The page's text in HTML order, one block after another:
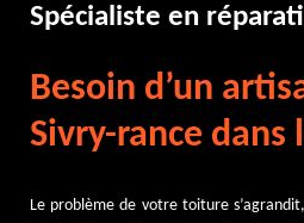
Spécialiste en
Besoin d’un
Sivry-rance dans
Le problème de votre toiture